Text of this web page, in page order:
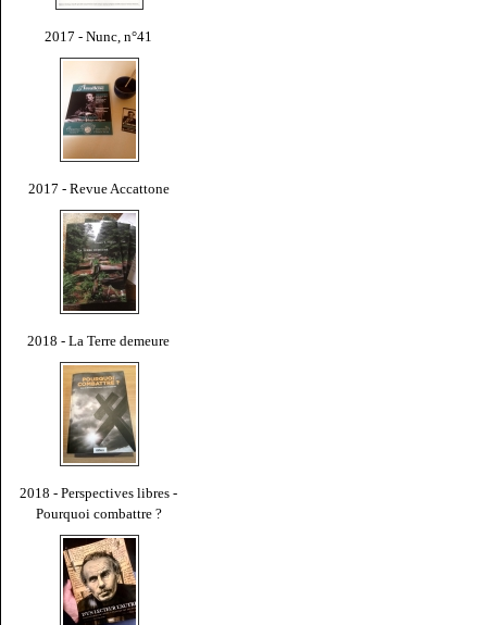
2017 - Nunc, n°41
2017 - Revue Accattone
2018 - La Terre demeure
2018 - Perspectives libres -
Pourquoi combattre ?